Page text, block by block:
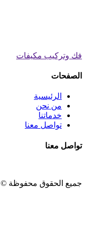
فك وتركيب مكيفات
الصفحات
الرئيسية
من نحن
خدماتنا
تواصل معنا
تواصل معنا
جميع الحقوق محفوظة ©